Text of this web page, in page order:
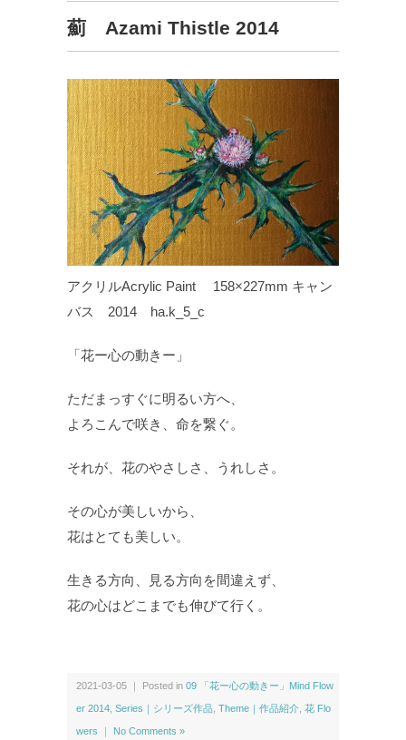
薊 Azami Thistle 2014
アクリルAcrylic Paint 158×227mm キャン
バス 2014 ha.k_5_c
「花ー心の動きー」
ただまっすぐに明るい方へ、
よろこんで咲き、命を繋ぐ。
それが、花のやさしさ、うれしさ。
その心が美しいから、
花はとても美しい。
生きる方向、見る方向を間違えず、
花の心はどこまでも伸びて行く。
2021-03-05 ｜ Posted in 09 「花ー心の動きー」Mind Flow
er 2014, Series｜シリーズ作品, Theme｜作品紹介, 花 Flo
wers No Comments »